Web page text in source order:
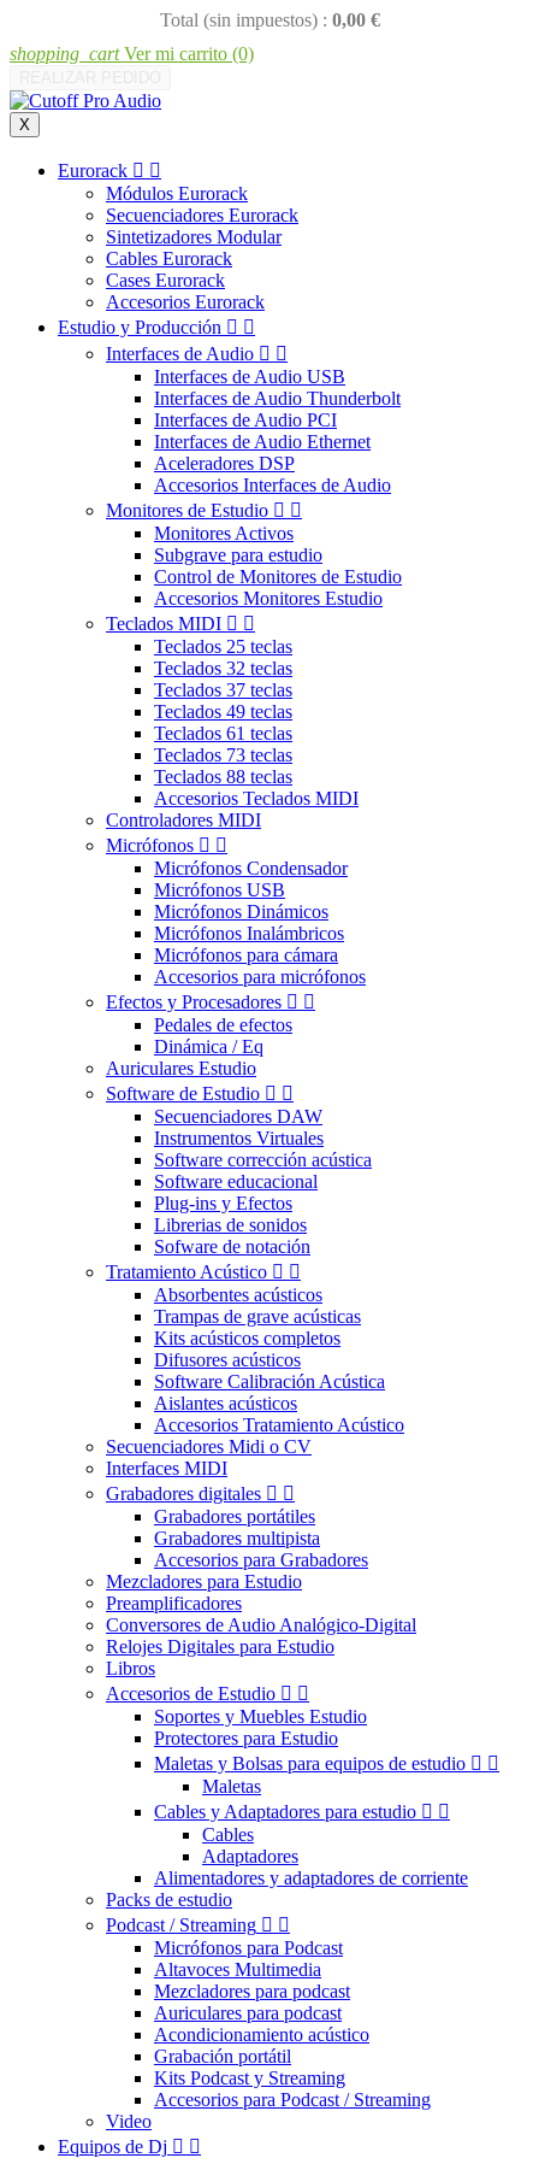
Total (sin impuestos) : 0,00 €
shopping_cart Ver mi carrito (0)
X
Eurorack  
Módulos Eurorack
Secuenciadores Eurorack
Sintetizadores Modular
Cables Eurorack
Cases Eurorack
Accesorios Eurorack
Estudio y Producción  
Interfaces de Audio  
Interfaces de Audio USB
Interfaces de Audio Thunderbolt
Interfaces de Audio PCI
Interfaces de Audio Ethernet
Aceleradores DSP
Accesorios Interfaces de Audio
Monitores de Estudio  
Monitores Activos
Subgrave para estudio
Control de Monitores de Estudio
Accesorios Monitores Estudio
Teclados MIDI  
Teclados 25 teclas
Teclados 32 teclas
Teclados 37 teclas
Teclados 49 teclas
Teclados 61 teclas
Teclados 73 teclas
Teclados 88 teclas
Accesorios Teclados MIDI
Controladores MIDI
Micrófonos  
Micrófonos Condensador
Micrófonos USB
Micrófonos Dinámicos
Micrófonos Inalámbricos
Micrófonos para cámara
Accesorios para micrófonos
Efectos y Procesadores  
Pedales de efectos
Dinámica / Eq
Auriculares Estudio
Software de Estudio  
Secuenciadores DAW
Instrumentos Virtuales
Software corrección acústica
Software educacional
Plug-ins y Efectos
Librerias de sonidos
Sofware de notación
Tratamiento Acústico  
Absorbentes acústicos
Trampas de grave acústicas
Kits acústicos completos
Difusores acústicos
Software Calibración Acústica
Aislantes acústicos
Accesorios Tratamiento Acústico
Secuenciadores Midi o CV
Interfaces MIDI
Grabadores digitales  
Grabadores portátiles
Grabadores multipista
Accesorios para Grabadores
Mezcladores para Estudio
Preamplificadores
Conversores de Audio Analógico-Digital
Relojes Digitales para Estudio
Libros
Accesorios de Estudio  
Soportes y Muebles Estudio
Protectores para Estudio
Maletas y Bolsas para equipos de estudio  
Maletas
Cables y Adaptadores para estudio  
Cables
Adaptadores
Alimentadores y adaptadores de corriente
Packs de estudio
Podcast / Streaming  
Micrófonos para Podcast
Altavoces Multimedia
Mezcladores para podcast
Auriculares para podcast
Acondicionamiento acústico
Grabación portátil
Kits Podcast y Streaming
Accesorios para Podcast / Streaming
Video
Equipos de Dj  